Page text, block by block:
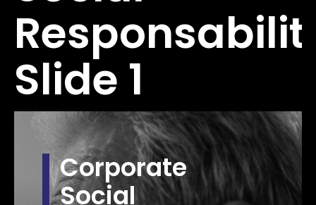
Slide 1
Corporate
Social